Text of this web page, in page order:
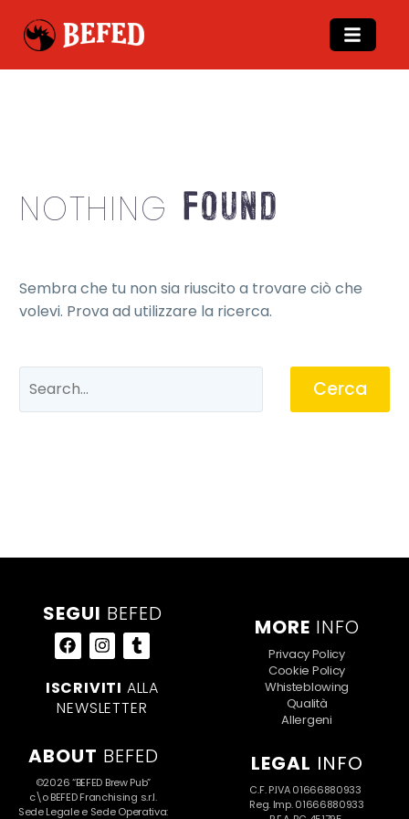
NOTHING Found
Sembra che tu non sia riuscito a trovare ciò che
volevi. Prova ad utilizzare la ricerca.
Cerca
LEGAL INFO
C.F. P.IVA 01666880933
Reg. Imp. 01666880933
ABOUT BEFED
©2026 “BEFED Brew Pub”
c\o BEFED Franchising s.r.l.
Sede Legale e Sede Operativa:
MORE INFO
Privacy Policy
Cookie Policy
Whisteblowing
Qualità
Allergeni
SEGUI BEFED
ISCRIVITI ALLA
NEWSLETTER